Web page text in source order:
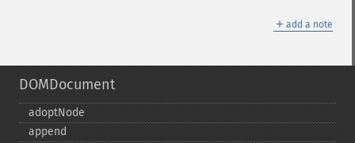
＋ add a note
DOMDocument
adoptNode
append